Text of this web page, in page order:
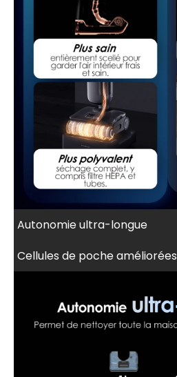
Autonomie ultra-longue
Cellules de poche améliorées